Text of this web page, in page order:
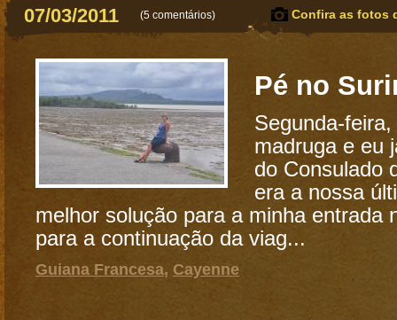
07/03/2011 (5 comentários) Confira as fotos
Pé no
Segunda-
madruga e eu
do Consulado
era a nossa
melhor solução para a minha entrada
para a continuação da viag...
Guiana Francesa, Cayenne